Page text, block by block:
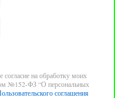
на обработку моих
№152-ФЗ “О персональных
соглашения